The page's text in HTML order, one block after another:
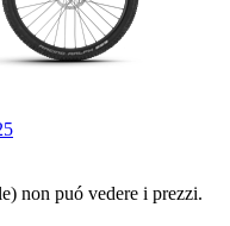
non puó vedere i prezzi.